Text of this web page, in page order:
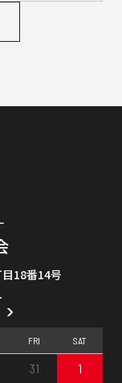
18番14号
FRI SAT
31
1